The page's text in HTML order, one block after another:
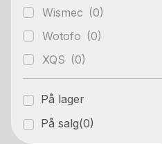
Wismec (0)
Wotofo (0)
XQS (0)
På lager
På salg(0)